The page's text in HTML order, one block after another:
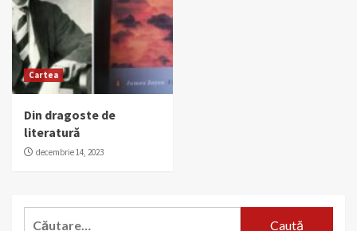
Cartea
Din dragoste de
literatură
decembrie 14, 2023